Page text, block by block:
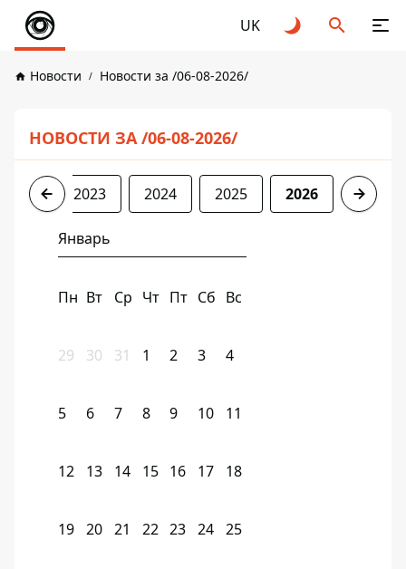
UK
Новости Новости за /06-08-2026/
НОВОСТИ ЗА /06-08-2026/
2022 2023 2024 2025 2026
Январь
Пн Вт Ср Чт Пт Сб Вс
29 30 31 1 2 3 4
5 6 7 8 9 10 11
12 13 14 15 16 17 18
19 20 21 22 23 24 25